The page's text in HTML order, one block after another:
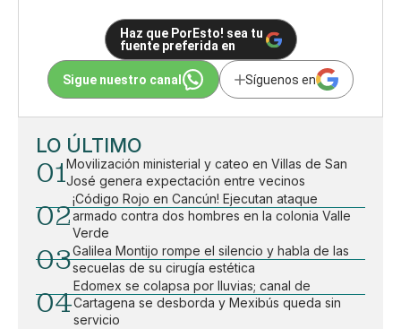
Haz que PorEsto! sea tu
fuente preferida en
Sigue nuestro canal Síguenos en
LO ÚLTIMO
01Movilización ministerial y cateo en Villas de San
José genera expectación entre vecinos
02
¡Código Rojo en Cancún! Ejecutan ataque
armado contra dos hombres en la colonia Valle
Verde
03Galilea Montijo rompe el silencio y habla de las
secuelas de su cirugía estética
04
Edomex se colapsa por lluvias; canal de
Cartagena se desborda y Mexibús queda sin
servicio